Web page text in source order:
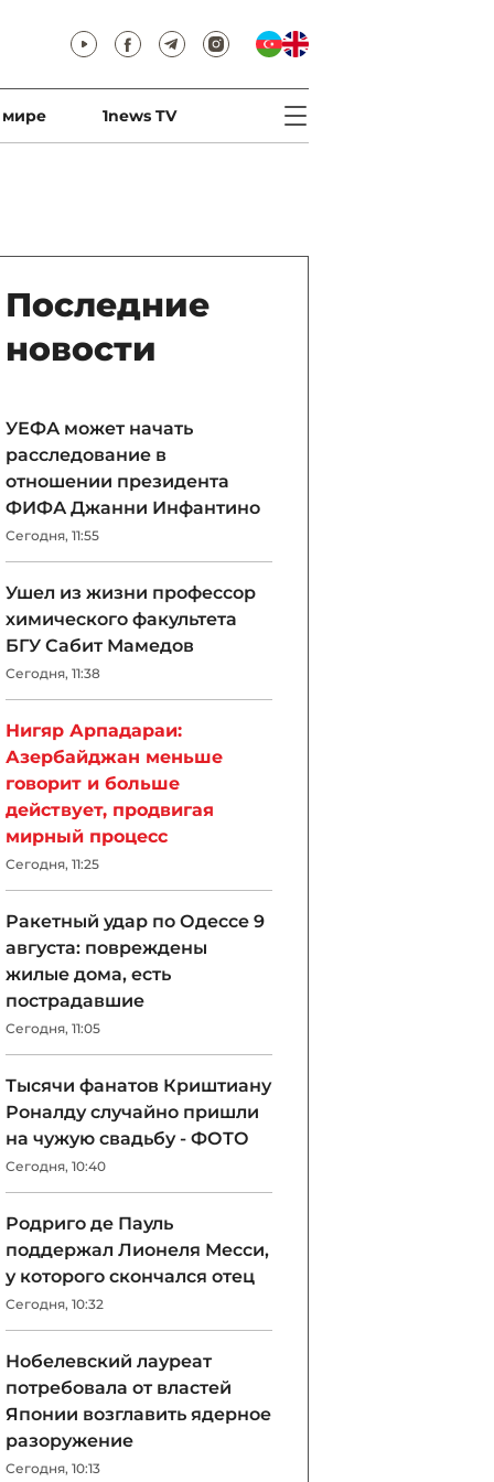
мире 1news TV
Последние
новости
УЕФА может начать
расследование в
отношении президента
ФИФА Джанни Инфантино
Сегодня, 11:55
Ушел из жизни профессор
химического факультета
БГУ Сабит Мамедов
Сегодня, 11:38
Нигяр Арпадараи:
Азербайджан меньше
говорит и больше
действует, продвигая
мирный процесс
Сегодня, 11:25
Ракетный удар по Одессе 9
августа: повреждены
жилые дома, есть
пострадавшие
Сегодня, 11:05
Тысячи фанатов Криштиану
Роналду случайно пришли
на чужую свадьбу - ФОТО
Сегодня, 10:40
Родриго де Пауль
поддержал Лионеля Месси,
у которого скончался отец
Сегодня, 10:32
Нобелевский лауреат
потребовала от властей
Японии возглавить ядерное
разоружение
Сегодня, 10:13